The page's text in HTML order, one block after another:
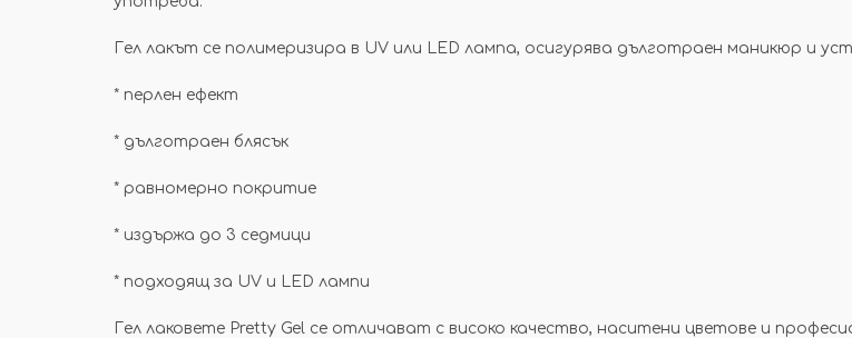
Гел лакът се полимеризира в UV или LED лампа, осигурява дълготраен маникюр и
* перлен ефект
* дълготраен блясък
* равномерно покритие
* издържа до 3 седмици
* подходящ за UV и LED лампи
Гел лаковете Pretty Gel се отличават с високо качество, наситени цветове и